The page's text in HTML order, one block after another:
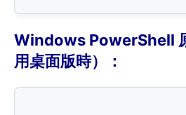
Windows PowerShell
用桌面版時）：